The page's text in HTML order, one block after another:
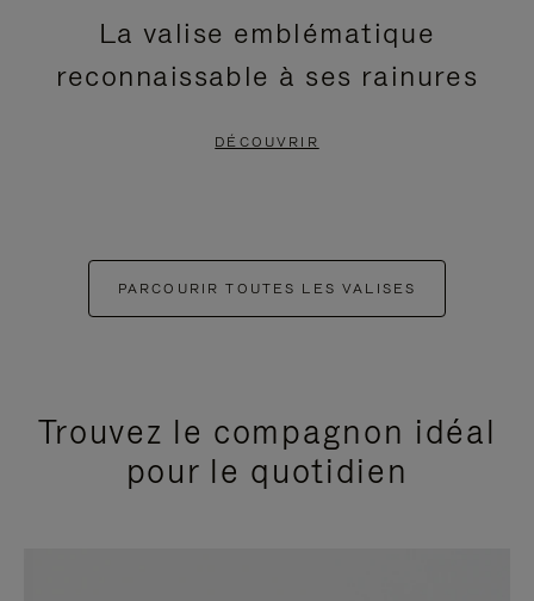
La valise emblématique
reconnaissable à ses rainures
DÉCOUVRIR
PARCOURIR TOUTES LES VALISES
Trouvez le compagnon idéal
pour le quotidien